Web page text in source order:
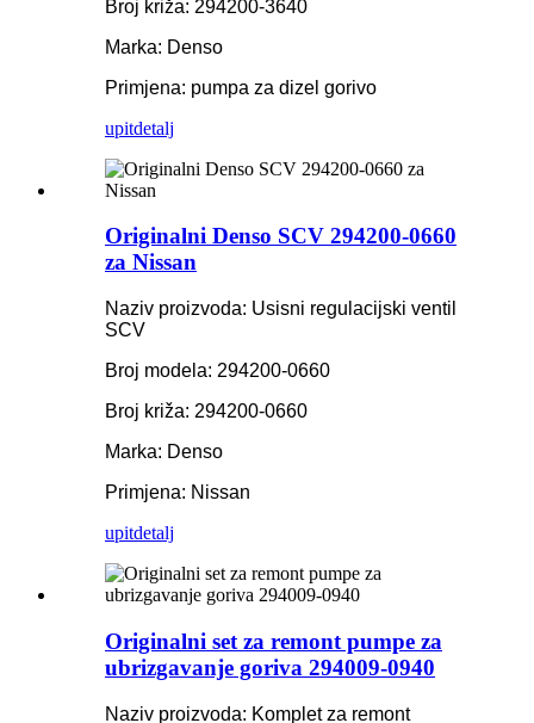
Broj križa: 294200-3640
Marka: Denso
Primjena: pumpa za dizel gorivo
upitdetalj
Originalni Denso SCV 294200-0660
za Nissan
Naziv proizvoda: Usisni regulacijski ventil
SCV
Broj modela: 294200-0660
Broj križa: 294200-0660
Marka: Denso
Primjena: Nissan
upitdetalj
Originalni set za remont pumpe za
ubrizgavanje goriva 294009-0940
Naziv proizvoda: Komplet za remont